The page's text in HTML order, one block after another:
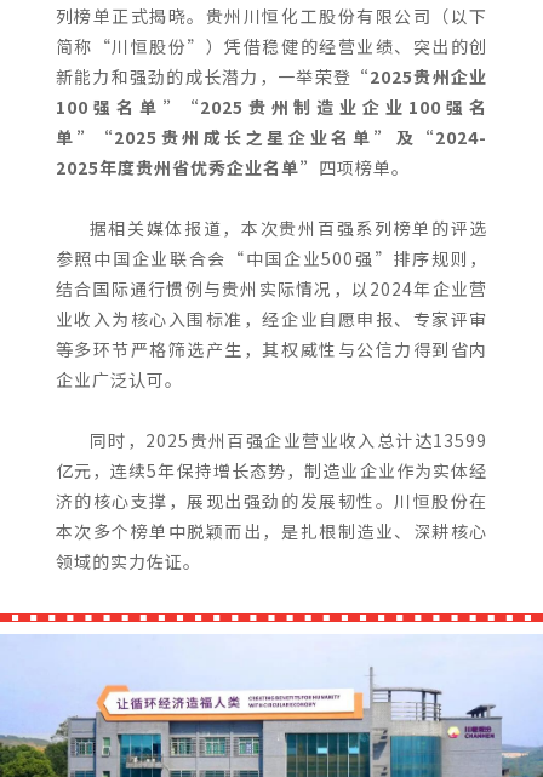
列榜单正式揭晓。贵州川恒化工股份有限公司（以下
简称“川恒股份”）凭借稳健的经营业绩、突出的创
新能力和强劲的成长潜力，一举荣登 “2025贵州企业
100强名单”“2025贵州制造业企业100强名
单”“2025贵州成长之星企业名单”及“2024-
2025年度贵州省优秀企业名单” 四项榜单。
据相关媒体报道，本次贵州百强系列榜单的评选
参照中国企业联合会“中国企业500强”排序规则，
结合国际通行惯例与贵州实际情况，以2024年企业营
业收入为核心入围标准，经企业自愿申报、专家评审
等多环节严格筛选产生，其权威性与公信力得到省内
企业广泛认可。
同时，2025贵州百强企业营业收入总计达13599
亿元，连续5年保持增长态势，制造业企业作为实体经
济的核心支撑，展现出强劲的发展韧性。川恒股份在
本次多个榜单中脱颖而出，是扎根制造业、深耕核心
领域的实力佐证。